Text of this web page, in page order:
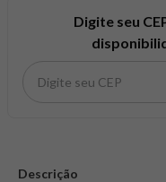
Digite seu
Descrição
psyllium